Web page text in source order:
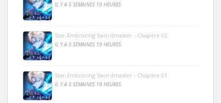
IL Y A 5 SEMAINES 19 HEURES
Star-Embracing Swordmaster - Chapitre 02
IL Y A 5 SEMAINES 19 HEURES
Star-Embracing Swordmaster - Chapitre 01
IL Y A 5 SEMAINES 19 HEURES